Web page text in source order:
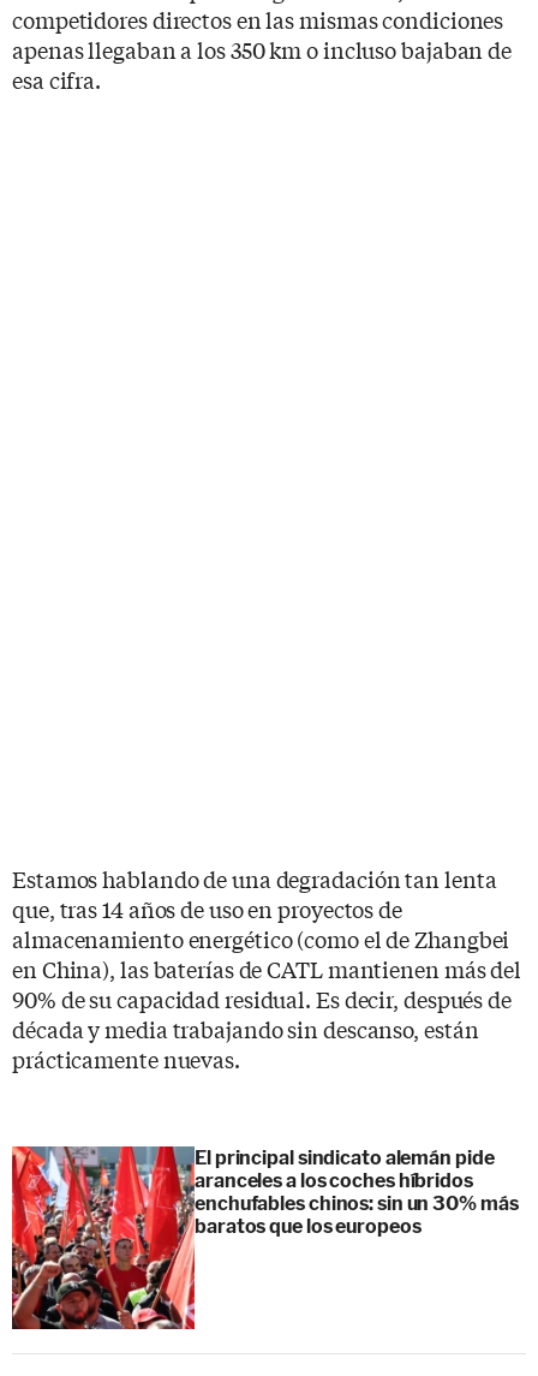
competidores directos en las mismas condiciones
apenas llegaban a los 350 km o incluso bajaban de
esa cifra.
Estamos hablando de una degradación tan lenta
que, tras 14 años de uso en proyectos de
almacenamiento energético (como el de Zhangbei
en China), las baterías de CATL mantienen más del
90% de su capacidad residual. Es decir, después de
década y media trabajando sin descanso, están
prácticamente nuevas.
El principal sindicato alemán pide
aranceles a los coches híbridos
enchufables chinos: sin un 30% más
baratos que los europeos